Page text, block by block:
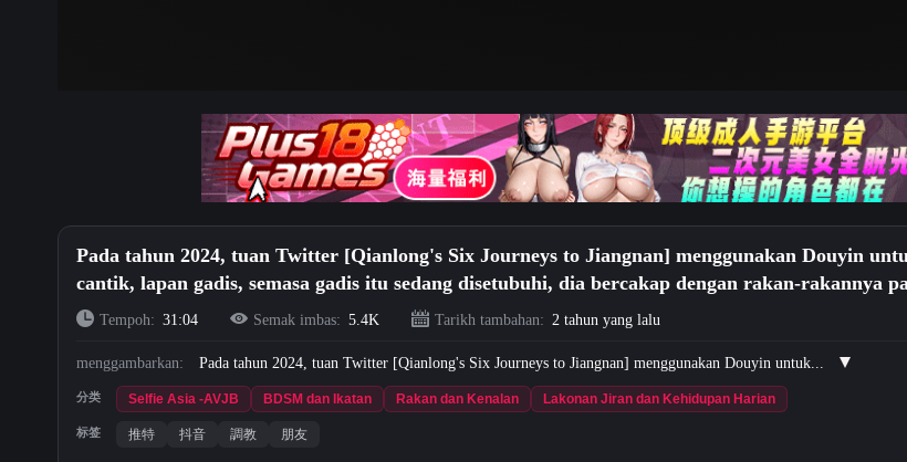
Pada tahun 2024, tuan Twitter [Qianlong's Six Journeys to Jiangnan] menggunakan Douyin
cantik, lapan gadis, semasa gadis itu sedang disetubuhi, dia bercakap dengan rakan-rakannya
Tempoh: 31:04 Semak imbas: 5.4K Tarikh tambahan: 2 tahun yang lalu
menggambarkan: Pada tahun 2024, tuan Twitter [Qianlong's Six Journeys to Jiangnan] menggunakan Douyin untuk...
分类 Selfie Asia -AVJB BDSM dan Ikatan Rakan dan Kenalan Lakonan Jiran dan Kehidupan Harian
标签 推特 抖音 調教 朋友